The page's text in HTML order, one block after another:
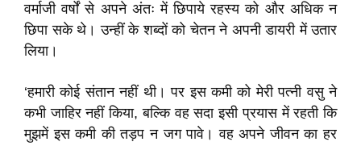
वर्माजी वर्षों से अपने अंतः में छिपाये रहस्य को और अधिक न
छिपा सके थे। उन्हीं के शब्दों को चेतन ने अपनी डायरी में उतार
लिया।
‘हमारी कोई संतान नहीं थी। पर इस कमी को मेरी पत्नी वसु ने
कभी जाहिर नहीं किया, बल्कि वह सदा इसी प्रयास में रहती कि
मुझमें इस कमी की तड़प न जग पावे। वह अपने जीवन का हर